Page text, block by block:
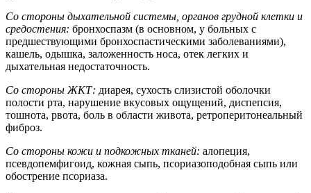
Со стороны дыхательной системы, органов грудной клетки и
средостения: бронхоспазм (в основном, у больных с
предшествующими бронхоспастическими заболеваниями),
кашель, одышка, заложенность носа, отек легких и
дыхательная недостаточность.
Со стороны ЖКТ: диарея, сухость слизистой оболочки
полости рта, нарушение вкусовых ощущений, диспепсия,
тошнота, рвота, боль в области живота, ретроперитонеальный
фиброз.
Со стороны кожи и подкожных тканей: алопеция,
псевдопемфигоид, кожная сыпь, псориазоподобная сыпь или
обострение псориаза.